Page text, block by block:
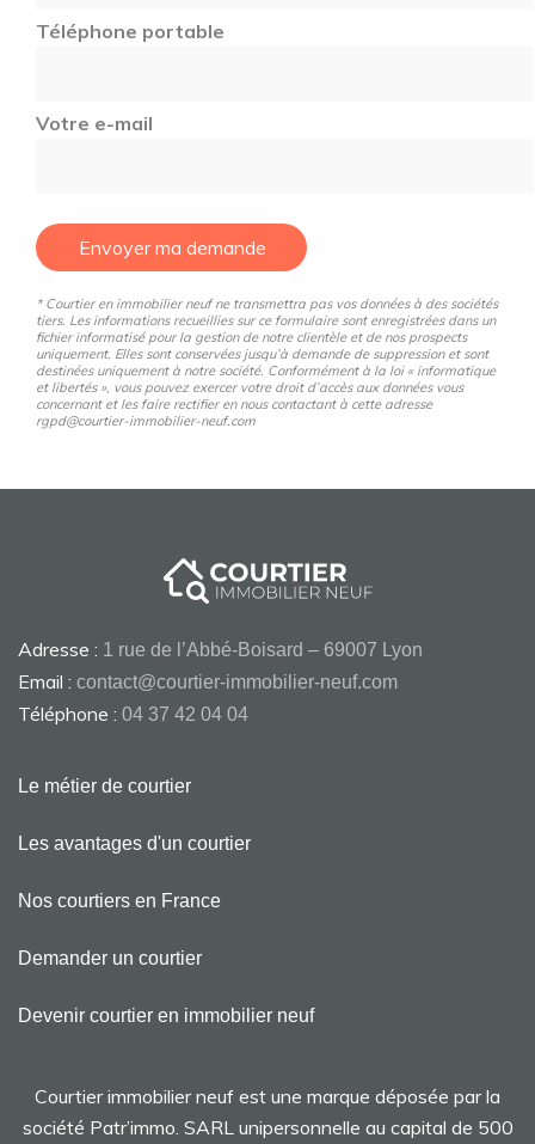
Téléphone portable
Votre e-mail
Envoyer ma demande
* Courtier en immobilier neuf ne transmettra pas vos données à des sociétés
tiers. Les informations recueillies sur ce formulaire sont enregistrées dans un
fichier informatisé pour la gestion de notre clientèle et de nos prospects
uniquement. Elles sont conservées jusqu’à demande de suppression et sont
destinées uniquement à notre société. Conformément à la loi « informatique
et libertés », vous pouvez exercer votre droit d’accès aux données vous
concernant et les faire rectifier en nous contactant à cette adresse
rgpd@courtier-immobilier-neuf.com
Adresse : 1 rue de l’Abbé-Boisard – 69007 Lyon
Email : contact@courtier-immobilier-neuf.com
Téléphone : 04 37 42 04 04
Le métier de courtier
Les avantages d'un courtier
Nos courtiers en France
Demander un courtier
Devenir courtier en immobilier neuf
Courtier immobilier neuf est une marque déposée par la
société Patr’immo. SARL unipersonnelle au capital de 500